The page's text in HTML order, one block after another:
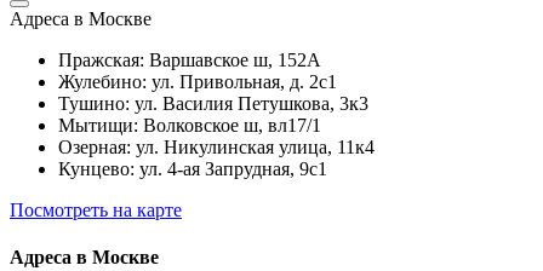
Адреса в Москве
Пражская: Варшавское ш, 152А
Жулебино: ул. Привольная, д. 2с1
Тушино: ул. Василия Петушкова, 3к3
Мытищи: Волковское ш, вл17/1
Озерная: ул. Никулинская улица, 11к4
Кунцево: ул. 4-ая Запрудная, 9с1
Посмотреть на карте
Адреса в Москве